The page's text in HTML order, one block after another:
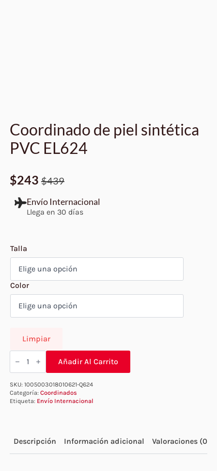
Coordinado de piel sintética
PVC EL624
$439
Original
price
was:
$243
Current
priceEnvío Internacional
Llega en 30 días
Talla
Color
Limpiar
Coordinado
de
PVC
EL624
cantidad
Añadir Al Carrito
SKU: 1005003018010621-Q624
Categoría: Coordinados
Etiqueta: Envío Internacional
Descripción Información adicional Valoraciones (0)